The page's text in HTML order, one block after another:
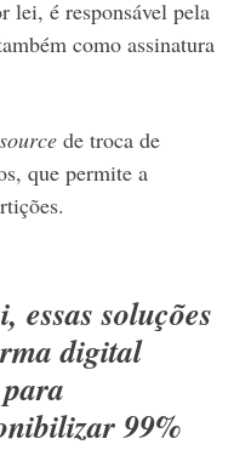
lei, é responsável pela
como assinatura
de troca de
que permite a
essas soluções
digital
99%